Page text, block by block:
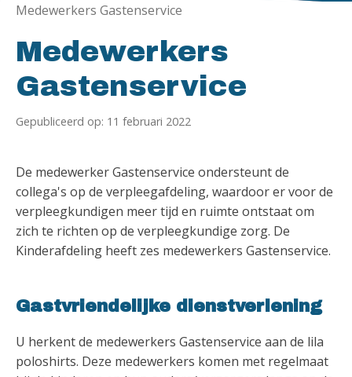
Medewerkers Gastenservice
Medewerkers
Gastenservice
Gepubliceerd op: 11 februari 2022
De medewerker Gastenservice ondersteunt de
collega's op de verpleegafdeling, waardoor er voor de
verpleegkundigen meer tijd en ruimte ontstaat om
zich te richten op de verpleegkundige zorg. De
Kinderafdeling heeft zes medewerkers Gastenservice.
Gastvriendelijke dienstverlening
U herkent de medewerkers Gastenservice aan de lila
poloshirts. Deze medewerkers komen met regelmaat